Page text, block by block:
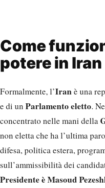
Come
potere in Iran
Formalmente, l’Iranè una
e di unParlamento eletto.
concentrato nelle mani della
non eletta che ha l’ultima
difesa, politica estera,
sull’ammissibilità dei
Presidente è Masoud